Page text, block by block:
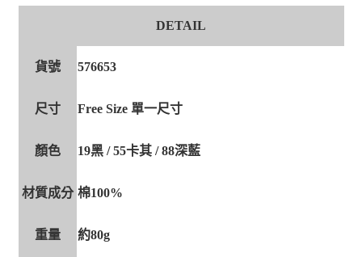
DETAIL
貨號 576653
尺寸 Free Size 單一尺寸
顏色 19黑 / 55卡其 / 88深藍
材質成分 棉100%
重量 約80g